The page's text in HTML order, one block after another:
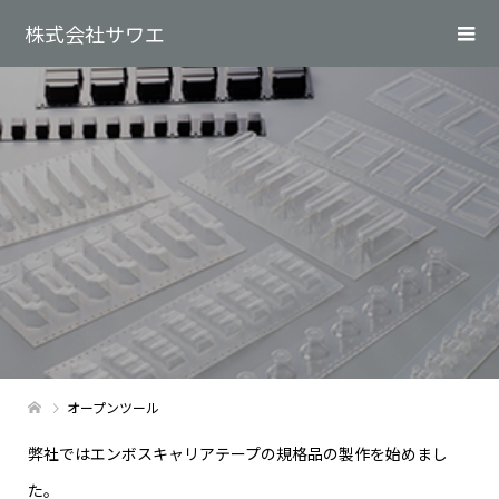
株式会社サワエ
オープンツール
弊社ではエンボスキャリアテープの規格品の製作を始めまし
た。